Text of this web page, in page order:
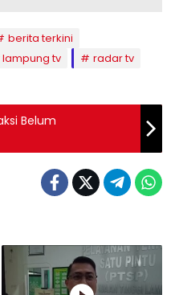
berita terkini
tv
radar tv
Belum